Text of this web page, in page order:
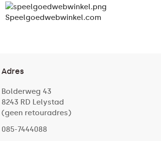
Speelgoedwebwinkel.com
Adres
Bolderweg 43
8243 RD Lelystad
(geen retouradres)
085-7444088